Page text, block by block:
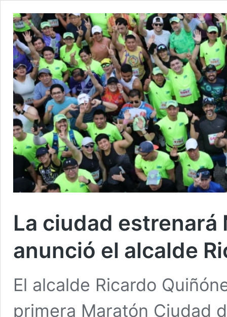
La ciudad
anunció el alcalde
El alcalde Ricardo
primera Maratón Ciudad